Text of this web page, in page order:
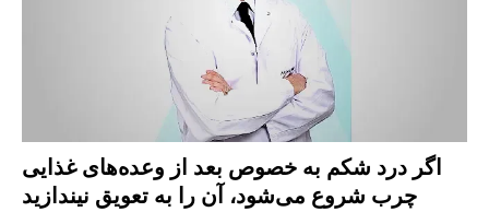
اگر درد شکم به خصوص بعد از وعده‌های غذایی
چرب شروع می‌شود، آن را به تعویق نیندازید